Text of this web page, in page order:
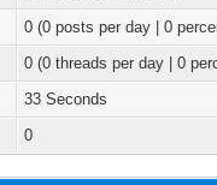
0 (0 posts per day | 0
0 (0 threads per day | 0
33 Seconds
0